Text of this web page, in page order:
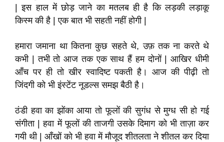
| इस हाल में छोड़ जाने का मतलब ही है कि लड़की लड़ाकू
किस्म की है | एक बात भी सहती नहीं होगी |
हमारा जमाना था कितना कुछ सहते थे, उफ़ तक ना करते थे
कभी | तभी तो आज तक एक साथ हैं हम दोनों | आखिर धीमी
आँच पर ही तो खीर स्वादिष्ट पकती है। आज की पीढ़ी तो
जिंदगी को भी इंस्टेंट नूडल्स समझ बैठी है।
ठंडी हवा का झोंका आया तो फूलों की सुगंध से मुग्ध सी हो गई
संगीता | हवा में फूलों की ताजगी उसके दिमाग को भी ताज़ा कर
गयी थी | आँखों को भी हवा में मौजूद शीतलता ने शीतल कर दिया